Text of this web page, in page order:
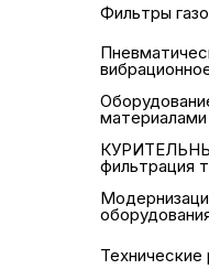
Фильтры
материалами
фильтрация
Технические